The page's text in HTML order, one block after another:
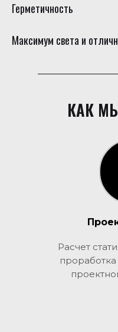
Герметичность
Максимум света и
Расчет
проработка
КАК